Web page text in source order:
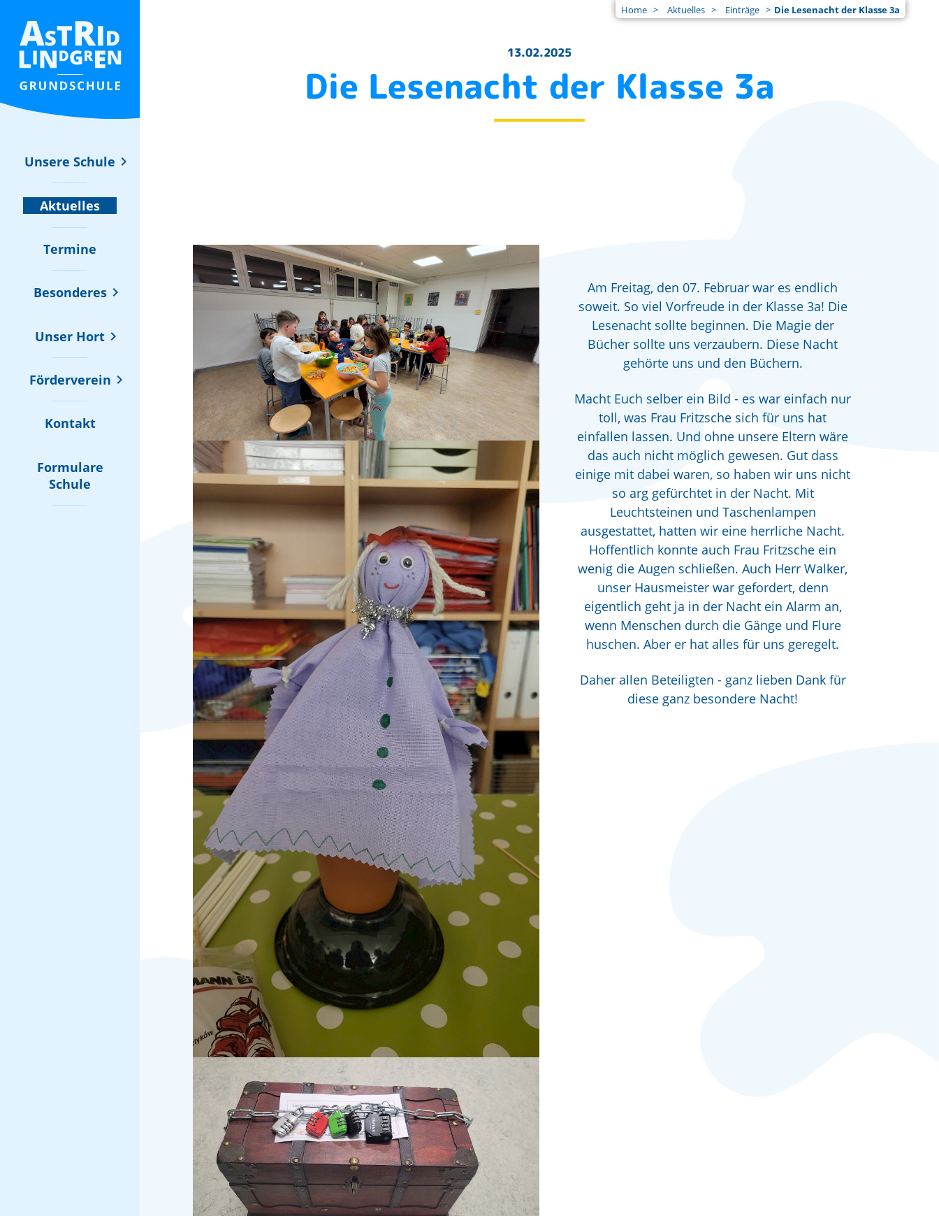
Home Aktuelles Einträge Die Lesenacht der Klasse 3a
Unsere Schule
Aktuelles
Termine
Besonderes
Unser Hort
Förderverein
Kontakt
Formulare
Schule
13.02.2025
Die Lesenacht der Klasse 3a
Am Freitag, den 07. Februar war es endlich
soweit. So viel Vorfreude in der Klasse 3a! Die
Lesenacht sollte beginnen. Die Magie der
Bücher sollte uns verzaubern. Diese Nacht
gehörte uns und den Büchern.
Macht Euch selber ein Bild - es war einfach nur
toll, was Frau Fritzsche sich für uns hat
einfallen lassen. Und ohne unsere Eltern wäre
das auch nicht möglich gewesen. Gut dass
einige mit dabei waren, so haben wir uns nicht
so arg gefürchtet in der Nacht. Mit
Leuchtsteinen und Taschenlampen
ausgestattet, hatten wir eine herrliche Nacht.
Hoffentlich konnte auch Frau Fritzsche ein
wenig die Augen schließen. Auch Herr Walker,
unser Hausmeister war gefordert, denn
eigentlich geht ja in der Nacht ein Alarm an,
wenn Menschen durch die Gänge und Flure
huschen. Aber er hat alles für uns geregelt.
Daher allen Beteiligten - ganz lieben Dank für
diese ganz besondere Nacht!